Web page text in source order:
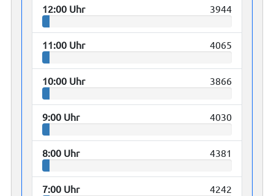
12:00 Uhr 3944
11:00 Uhr 4065
10:00 Uhr 3866
9:00 Uhr 4030
8:00 Uhr 4381
7:00 Uhr 4242